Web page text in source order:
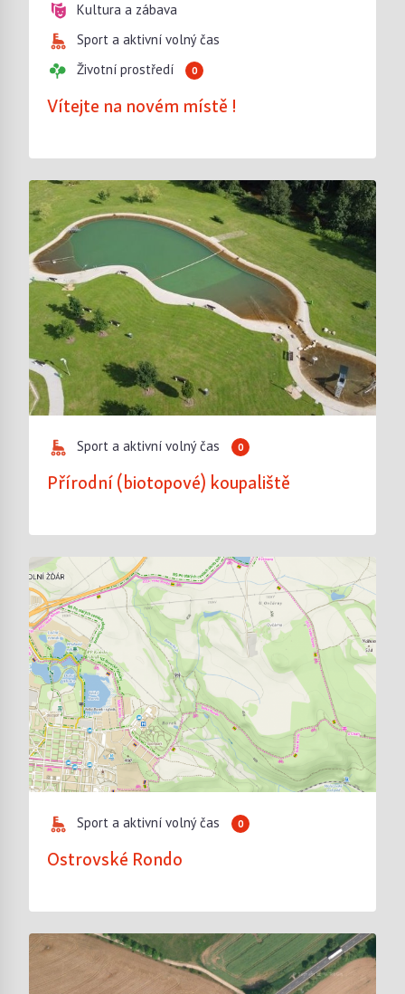
Kultura a zábava
Sport a aktivní volný čas
Životní prostředí
0
Vítejte na novém místě !
Sport a aktivní volný čas 0
Přírodní (biotopové) koupaliště
Sport a aktivní volný čas 0
Ostrovské Rondo